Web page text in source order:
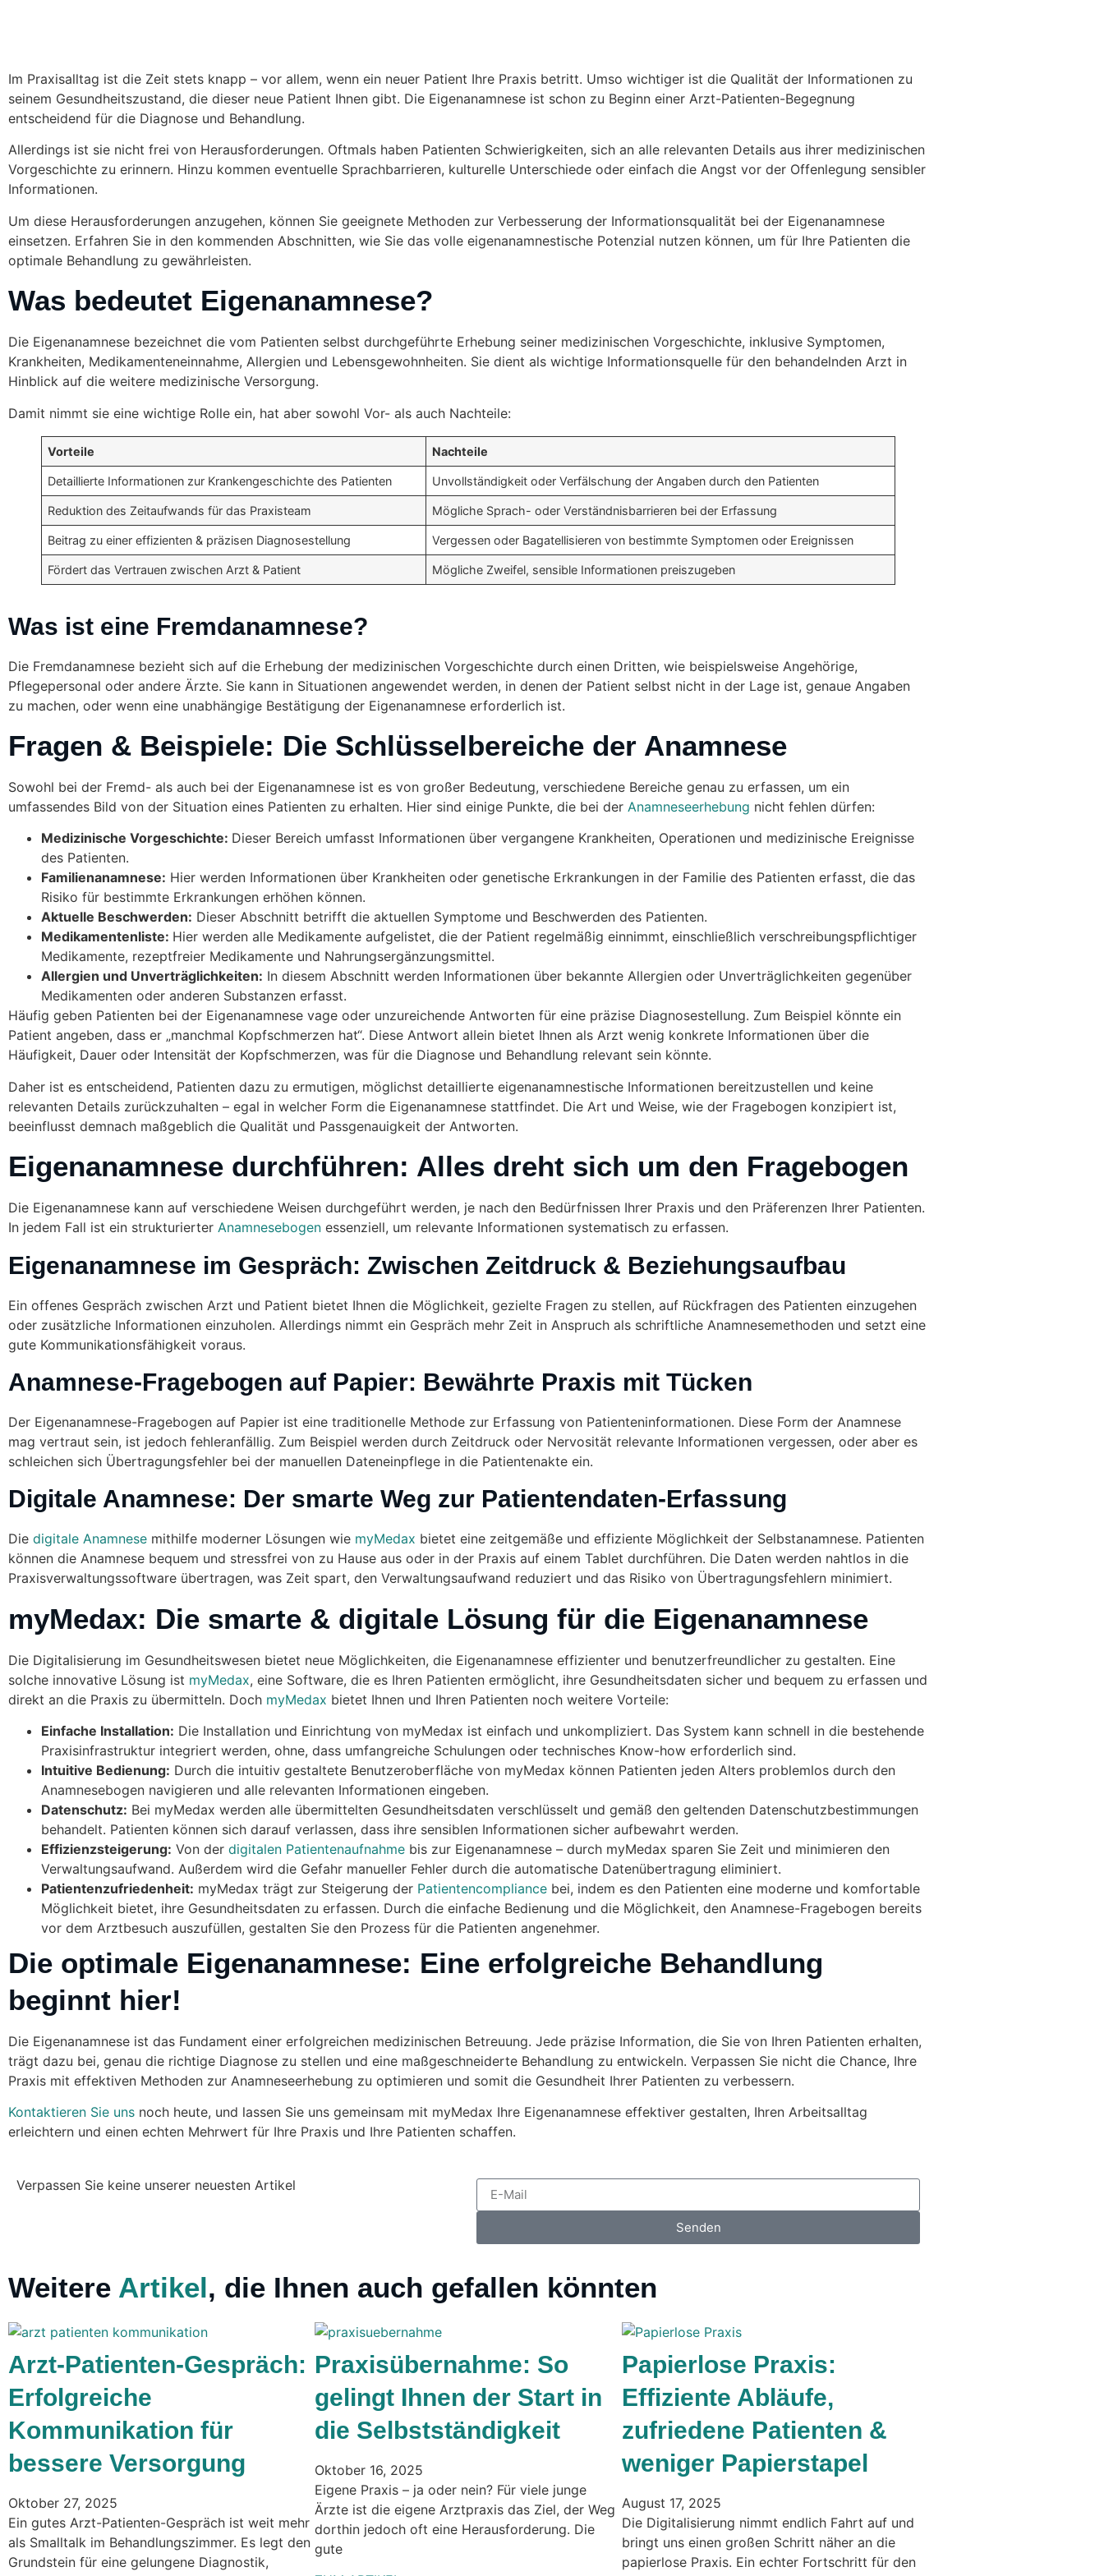
Im Praxisalltag ist die Zeit stets knapp – vor allem, wenn ein neuer Patient Ihre Praxis betritt. Umso wichtiger ist die Qualität der Informationen zu
seinem Gesundheitszustand, die dieser neue Patient Ihnen gibt. Die Eigenanamnese ist schon zu Beginn einer Arzt-Patienten-Begegnung
entscheidend für die Diagnose und Behandlung.
Allerdings ist sie nicht frei von Herausforderungen. Oftmals haben Patienten Schwierigkeiten, sich an alle relevanten Details aus ihrer medizinischen
Vorgeschichte zu erinnern. Hinzu kommen eventuelle Sprachbarrieren, kulturelle Unterschiede oder einfach die Angst vor der Offenlegung sensibler
Informationen.
Um diese Herausforderungen anzugehen, können Sie geeignete Methoden zur Verbesserung der Informationsqualität bei der Eigenanamnese
einsetzen. Erfahren Sie in den kommenden Abschnitten, wie Sie das volle eigenanamnestische Potenzial nutzen können, um für Ihre Patienten die
optimale Behandlung zu gewährleisten.
Was bedeutet Eigenanamnese?
Die Eigenanamnese bezeichnet die vom Patienten selbst durchgeführte Erhebung seiner medizinischen Vorgeschichte, inklusive Symptomen,
Krankheiten, Medikamenteneinnahme, Allergien und Lebensgewohnheiten. Sie dient als wichtige Informationsquelle für den behandelnden Arzt in
Hinblick auf die weitere medizinische Versorgung.
Damit nimmt sie eine wichtige Rolle ein, hat aber sowohl Vor- als auch Nachteile:
Vorteile Nachteile
Detaillierte Informationen zur Krankengeschichte des Patienten Unvollständigkeit oder Verfälschung der Angaben durch den Patienten
Reduktion des Zeitaufwands für das Praxisteam Mögliche Sprach- oder Verständnisbarrieren bei der Erfassung
Beitrag zu einer effizienten & präzisen Diagnosestellung Vergessen oder Bagatellisieren von bestimmte Symptomen oder Ereignissen
Fördert das Vertrauen zwischen Arzt & Patient Mögliche Zweifel, sensible Informationen preiszugeben
Was ist eine Fremdanamnese?
Die Fremdanamnese bezieht sich auf die Erhebung der medizinischen Vorgeschichte durch einen Dritten, wie beispielsweise Angehörige,
Pflegepersonal oder andere Ärzte. Sie kann in Situationen angewendet werden, in denen der Patient selbst nicht in der Lage ist, genaue Angaben
zu machen, oder wenn eine unabhängige Bestätigung der Eigenanamnese erforderlich ist.
Fragen & Beispiele: Die Schlüsselbereiche der Anamnese
Sowohl bei der Fremd- als auch bei der Eigenanamnese ist es von großer Bedeutung, verschiedene Bereiche genau zu erfassen, um ein
umfassendes Bild von der Situation eines Patienten zu erhalten. Hier sind einige Punkte, die bei der Anamneseerhebung nicht fehlen dürfen:
Medizinische Vorgeschichte: Dieser Bereich umfasst Informationen über vergangene Krankheiten, Operationen und medizinische Ereignisse
des Patienten.
Familienanamnese: Hier werden Informationen über Krankheiten oder genetische Erkrankungen in der Familie des Patienten erfasst, die das
Risiko für bestimmte Erkrankungen erhöhen können.
Aktuelle Beschwerden: Dieser Abschnitt betrifft die aktuellen Symptome und Beschwerden des Patienten.
Medikamentenliste: Hier werden alle Medikamente aufgelistet, die der Patient regelmäßig einnimmt, einschließlich verschreibungspflichtiger
Medikamente, rezeptfreier Medikamente und Nahrungsergänzungsmittel.
Allergien und Unverträglichkeiten: In diesem Abschnitt werden Informationen über bekannte Allergien oder Unverträglichkeiten gegenüber
Medikamenten oder anderen Substanzen erfasst.
Häufig geben Patienten bei der Eigenanamnese vage oder unzureichende Antworten für eine präzise Diagnosestellung. Zum Beispiel könnte ein
Patient angeben, dass er „manchmal Kopfschmerzen hat“. Diese Antwort allein bietet Ihnen als Arzt wenig konkrete Informationen über die
Häufigkeit, Dauer oder Intensität der Kopfschmerzen, was für die Diagnose und Behandlung relevant sein könnte.
Daher ist es entscheidend, Patienten dazu zu ermutigen, möglichst detaillierte eigenanamnestische Informationen bereitzustellen und keine
relevanten Details zurückzuhalten – egal in welcher Form die Eigenanamnese stattfindet. Die Art und Weise, wie der Fragebogen konzipiert ist,
beeinflusst demnach maßgeblich die Qualität und Passgenauigkeit der Antworten.
Eigenanamnese durchführen: Alles dreht sich um den Fragebogen
Die Eigenanamnese kann auf verschiedene Weisen durchgeführt werden, je nach den Bedürfnissen Ihrer Praxis und den Präferenzen Ihrer Patienten.
In jedem Fall ist ein strukturierter Anamnesebogen essenziell, um relevante Informationen systematisch zu erfassen.
Eigenanamnese im Gespräch: Zwischen Zeitdruck & Beziehungsaufbau
Ein offenes Gespräch zwischen Arzt und Patient bietet Ihnen die Möglichkeit, gezielte Fragen zu stellen, auf Rückfragen des Patienten einzugehen
oder zusätzliche Informationen einzuholen. Allerdings nimmt ein Gespräch mehr Zeit in Anspruch als schriftliche Anamnesemethoden und setzt eine
gute Kommunikationsfähigkeit voraus.
Anamnese-Fragebogen auf Papier: Bewährte Praxis mit Tücken
Der Eigenanamnese-Fragebogen auf Papier ist eine traditionelle Methode zur Erfassung von Patienteninformationen. Diese Form der Anamnese
mag vertraut sein, ist jedoch fehleranfällig. Zum Beispiel werden durch Zeitdruck oder Nervosität relevante Informationen vergessen, oder aber es
schleichen sich Übertragungsfehler bei der manuellen Dateneinpflege in die Patientenakte ein.
Digitale Anamnese: Der smarte Weg zur Patientendaten-Erfassung
Die digitale Anamnese mithilfe moderner Lösungen wie myMedax bietet eine zeitgemäße und effiziente Möglichkeit der Selbstanamnese. Patienten
können die Anamnese bequem und stressfrei von zu Hause aus oder in der Praxis auf einem Tablet durchführen. Die Daten werden nahtlos in die
Praxisverwaltungssoftware übertragen, was Zeit spart, den Verwaltungsaufwand reduziert und das Risiko von Übertragungsfehlern minimiert.
myMedax: Die smarte & digitale Lösung für die Eigenanamnese
Die Digitalisierung im Gesundheitswesen bietet neue Möglichkeiten, die Eigenanamnese effizienter und benutzerfreundlicher zu gestalten. Eine
solche innovative Lösung ist myMedax, eine Software, die es Ihren Patienten ermöglicht, ihre Gesundheitsdaten sicher und bequem zu erfassen und
direkt an die Praxis zu übermitteln. Doch myMedax bietet Ihnen und Ihren Patienten noch weitere Vorteile:
Einfache Installation: Die Installation und Einrichtung von myMedax ist einfach und unkompliziert. Das System kann schnell in die bestehende
Praxisinfrastruktur integriert werden, ohne, dass umfangreiche Schulungen oder technisches Know-how erforderlich sind.
Intuitive Bedienung: Durch die intuitiv gestaltete Benutzeroberfläche von myMedax können Patienten jeden Alters problemlos durch den
Anamnesebogen navigieren und alle relevanten Informationen eingeben.
Datenschutz: Bei myMedax werden alle übermittelten Gesundheitsdaten verschlüsselt und gemäß den geltenden Datenschutzbestimmungen
behandelt. Patienten können sich darauf verlassen, dass ihre sensiblen Informationen sicher aufbewahrt werden.
Effizienzsteigerung: Von der digitalen Patientenaufnahme bis zur Eigenanamnese – durch myMedax sparen Sie Zeit und minimieren den
Verwaltungsaufwand. Außerdem wird die Gefahr manueller Fehler durch die automatische Datenübertragung eliminiert.
Patientenzufriedenheit: myMedax trägt zur Steigerung der Patientencompliance bei, indem es den Patienten eine moderne und komfortable
Möglichkeit bietet, ihre Gesundheitsdaten zu erfassen. Durch die einfache Bedienung und die Möglichkeit, den Anamnese-Fragebogen bereits
vor dem Arztbesuch auszufüllen, gestalten Sie den Prozess für die Patienten angenehmer.
Die optimale Eigenanamnese: Eine erfolgreiche Behandlung
beginnt hier!
Die Eigenanamnese ist das Fundament einer erfolgreichen medizinischen Betreuung. Jede präzise Information, die Sie von Ihren Patienten erhalten,
trägt dazu bei, genau die richtige Diagnose zu stellen und eine maßgeschneiderte Behandlung zu entwickeln. Verpassen Sie nicht die Chance, Ihre
Praxis mit effektiven Methoden zur Anamneseerhebung zu optimieren und somit die Gesundheit Ihrer Patienten zu verbessern.
Kontaktieren Sie uns noch heute, und lassen Sie uns gemeinsam mit myMedax Ihre Eigenanamnese effektiver gestalten, Ihren Arbeitsalltag
erleichtern und einen echten Mehrwert für Ihre Praxis und Ihre Patienten schaffen.
Verpassen Sie keine unserer neuesten Artikel
Senden
Weitere Artikel, die Ihnen auch gefallen könnten
Arzt-Patienten-Gespräch:
Erfolgreiche
Kommunikation für
bessere Versorgung
Oktober 27, 2025
Ein gutes Arzt-Patienten-Gespräch ist weit mehr
als Smalltalk im Behandlungszimmer. Es legt den
Grundstein für eine gelungene Diagnostik,
Praxisübernahme: So
gelingt Ihnen der Start in
die Selbstständigkeit
Oktober 16, 2025
Eigene Praxis – ja oder nein? Für viele junge
Ärzte ist die eigene Arztpraxis das Ziel, der Weg
dorthin jedoch oft eine Herausforderung. Die
gute
Papierlose Praxis:
Effiziente Abläufe,
zufriedene Patienten &
weniger Papierstapel
August 17, 2025
Die Digitalisierung nimmt endlich Fahrt auf und
bringt uns einen großen Schritt näher an die
papierlose Praxis. Ein echter Fortschritt für den